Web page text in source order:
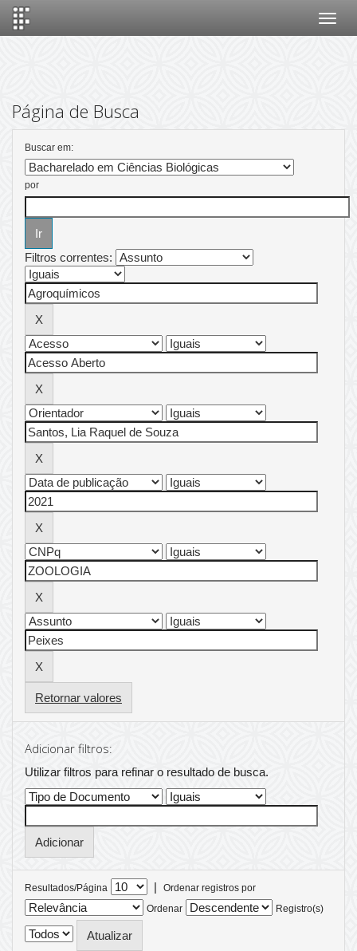
Página de Busca
Buscar em:
por
Filtros correntes:
Retornar valores
Adicionar filtros:
Utilizar filtros para refinar o resultado de busca.
Resultados/Página |
Ordenar registros por
Ordenar
Registro(s)